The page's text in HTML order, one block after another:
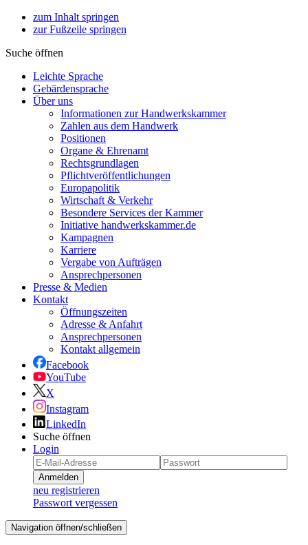
zum Inhalt springen
zur Fußzeile springen
Suche öffnen
Leichte Sprache
Gebärdensprache
Über uns
Informationen zur Handwerkskammer
Zahlen aus dem Handwerk
Positionen
Organe & Ehrenamt
Rechtsgrundlagen
Pflichtveröffentlichungen
Europapolitik
Wirtschaft & Verkehr
Besondere Services der Kammer
Initiative handwerkskammer.de
Kampagnen
Karriere
Vergabe von Aufträgen
Ansprechpersonen
Presse & Medien
Kontakt
Öffnungszeiten
Adresse & Anfahrt
Ansprechpersonen
Kontakt allgemein
Facebook
YouTube
X
Instagram
LinkedIn
Suche öffnen
Login
Anmelden
neu registrieren
Passwort vergessen
Navigation öffnen/schließen